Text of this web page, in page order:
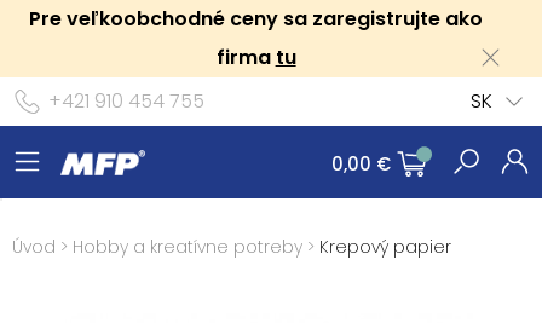
Pre veľkoobchodné ceny sa zaregistrujte ako
firma tu
+421 910 454 755
SK
0,00 €
Úvod > Hobby a kreatívne potreby > Krepový papier